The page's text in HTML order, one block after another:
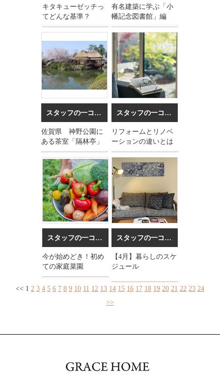
キタキューゼッチっ
てどんな基準？
有名建築に学ぶ「小
幡記念図書館」編
スタッフの一コマ 2023/05/18
佐賀県 神野公園に
ある茶室「隔林亭」
スタッフの一コマ
リフォームとリノベ
ーションの違いとは
スタッフの一コマ 2023/04/20
今が始めどき！初め
ての家庭菜園
スタッフの一コマ
【4月】暮らしのスケ
ジュール
<< 1 2 3 4 5 6 7 8 9 10 11 12 13 14 15 16 17 18 19 20 21 22 23 24
>>